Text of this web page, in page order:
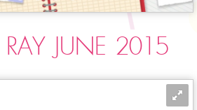
JUNE 2015